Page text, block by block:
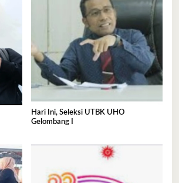
Hari Ini, Seleksi UTBK UHO
Gelombang I